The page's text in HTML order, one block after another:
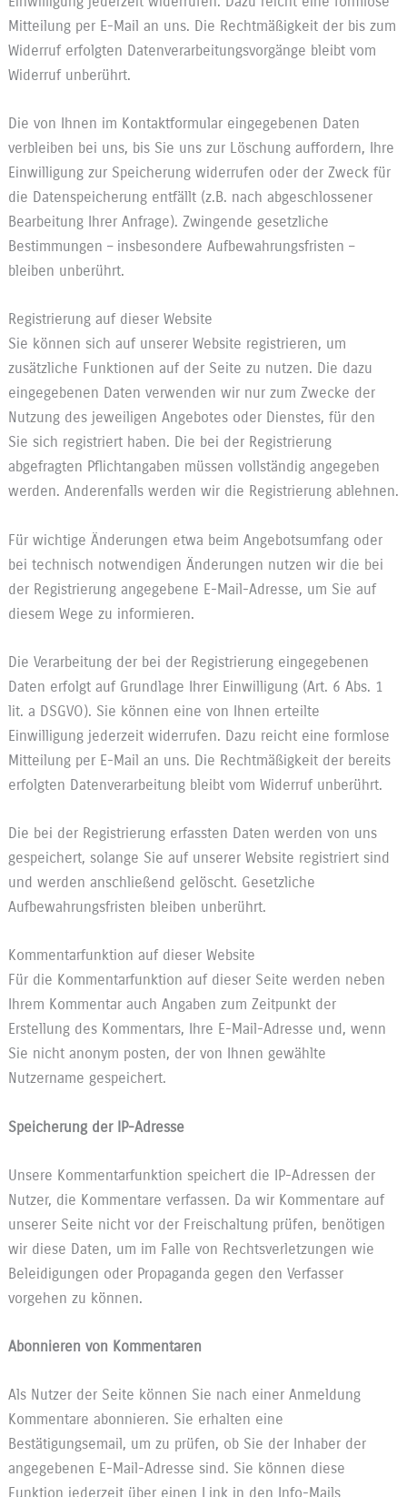
Mitteilung per E-Mail an uns. Die Rechtmäßigkeit der bis zum
Widerruf erfolgten Datenverarbeitungsvorgänge bleibt vom
Widerruf unberührt.
Die von Ihnen im Kontaktformular eingegebenen Daten
verbleiben bei uns, bis Sie uns zur Löschung auffordern, Ihre
Einwilligung zur Speicherung widerrufen oder der Zweck für
die Datenspeicherung entfällt (z.B. nach abgeschlossener
Bearbeitung Ihrer Anfrage). Zwingende gesetzliche
Bestimmungen – insbesondere Aufbewahrungsfristen –
bleiben unberührt.
Registrierung auf dieser Website
Sie können sich auf unserer Website registrieren, um
zusätzliche Funktionen auf der Seite zu nutzen. Die dazu
eingegebenen Daten verwenden wir nur zum Zwecke der
Nutzung des jeweiligen Angebotes oder Dienstes, für den
Sie sich registriert haben. Die bei der Registrierung
abgefragten Pflichtangaben müssen vollständig angegeben
werden. Anderenfalls werden wir die Registrierung ablehnen.
Für wichtige Änderungen etwa beim Angebotsumfang oder
bei technisch notwendigen Änderungen nutzen wir die bei
der Registrierung angegebene E-Mail-Adresse, um Sie auf
diesem Wege zu informieren.
Die Verarbeitung der bei der Registrierung eingegebenen
Daten erfolgt auf Grundlage Ihrer Einwilligung (Art. 6 Abs. 1
lit. a DSGVO). Sie können eine von Ihnen erteilte
Einwilligung jederzeit widerrufen. Dazu reicht eine formlose
Mitteilung per E-Mail an uns. Die Rechtmäßigkeit der bereits
erfolgten Datenverarbeitung bleibt vom Widerruf unberührt.
Die bei der Registrierung erfassten Daten werden von uns
gespeichert, solange Sie auf unserer Website registriert sind
und werden anschließend gelöscht. Gesetzliche
Aufbewahrungsfristen bleiben unberührt.
Kommentarfunktion auf dieser Website
Für die Kommentarfunktion auf dieser Seite werden neben
Ihrem Kommentar auch Angaben zum Zeitpunkt der
Erstellung des Kommentars, Ihre E-Mail-Adresse und, wenn
Sie nicht anonym posten, der von Ihnen gewählte
Nutzername gespeichert.
Speicherung der IP-Adresse
Unsere Kommentarfunktion speichert die IP-Adressen der
Nutzer, die Kommentare verfassen. Da wir Kommentare auf
unserer Seite nicht vor der Freischaltung prüfen, benötigen
wir diese Daten, um im Falle von Rechtsverletzungen wie
Beleidigungen oder Propaganda gegen den Verfasser
vorgehen zu können.
Abonnieren von Kommentaren
Als Nutzer der Seite können Sie nach einer Anmeldung
Kommentare abonnieren. Sie erhalten eine
Bestätigungsemail, um zu prüfen, ob Sie der Inhaber der
angegebenen E-Mail-Adresse sind. Sie können diese
Funktion jederzeit über einen Link in den Info-Mails